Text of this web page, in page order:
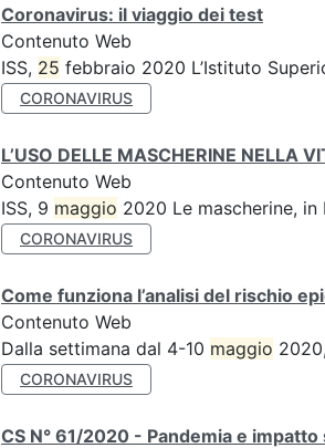
Coronavirus: il viaggio dei test
Contenuto Web
ISS, 25 febbraio 2020 L’Istituto
CORONAVIRUS
L’USO DELLE MASCHERINE NELLA
Contenuto Web
ISS, 9 maggio 2020 Le mascherine,
CORONAVIRUS
Come funziona l’analisi del rischio
Contenuto Web
Dalla settimana dal 4-10 maggio
CORONAVIRUS
CS N° 61/2020 - Pandemia e